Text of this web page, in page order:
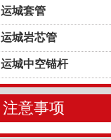
运城套管
运城岩芯管
运城中空锚杆
注意事项